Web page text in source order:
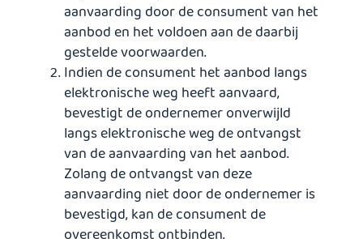
aanvaarding door de consument van het
aanbod en het voldoen aan de daarbij
gestelde voorwaarden.
Indien de consument het aanbod langs
elektronische weg heeft aanvaard,
bevestigt de ondernemer onverwijld
langs elektronische weg de ontvangst
van de aanvaarding van het aanbod.
Zolang de ontvangst van deze
aanvaarding niet door de ondernemer is
bevestigd, kan de consument de